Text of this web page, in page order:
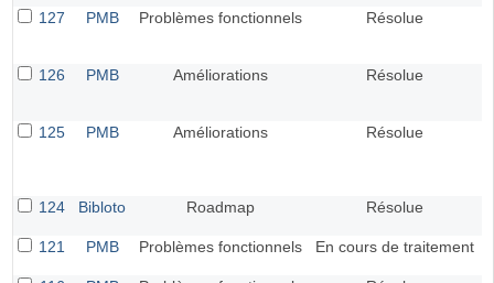
127 PMB Problèmes fonctionnels Résolue
126 PMB Améliorations Résolue
125 PMB Améliorations Résolue
124 Bibloto Roadmap Résolue
121 PMB Problèmes fonctionnels En cours de traitement